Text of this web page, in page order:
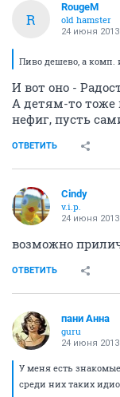
R
RougeM
old hamster
24 июня 2013
Пиво дешево, а комп.
И вот оно -
А детям-то тоже
нефиг, пусть
ОТВЕТИТЬ
Cindy
v.i.p.
24 июня 2013
возможно
ОТВЕТИТЬ
пани Анна
guru
24 июня 2013
У меня есть
среди них таких